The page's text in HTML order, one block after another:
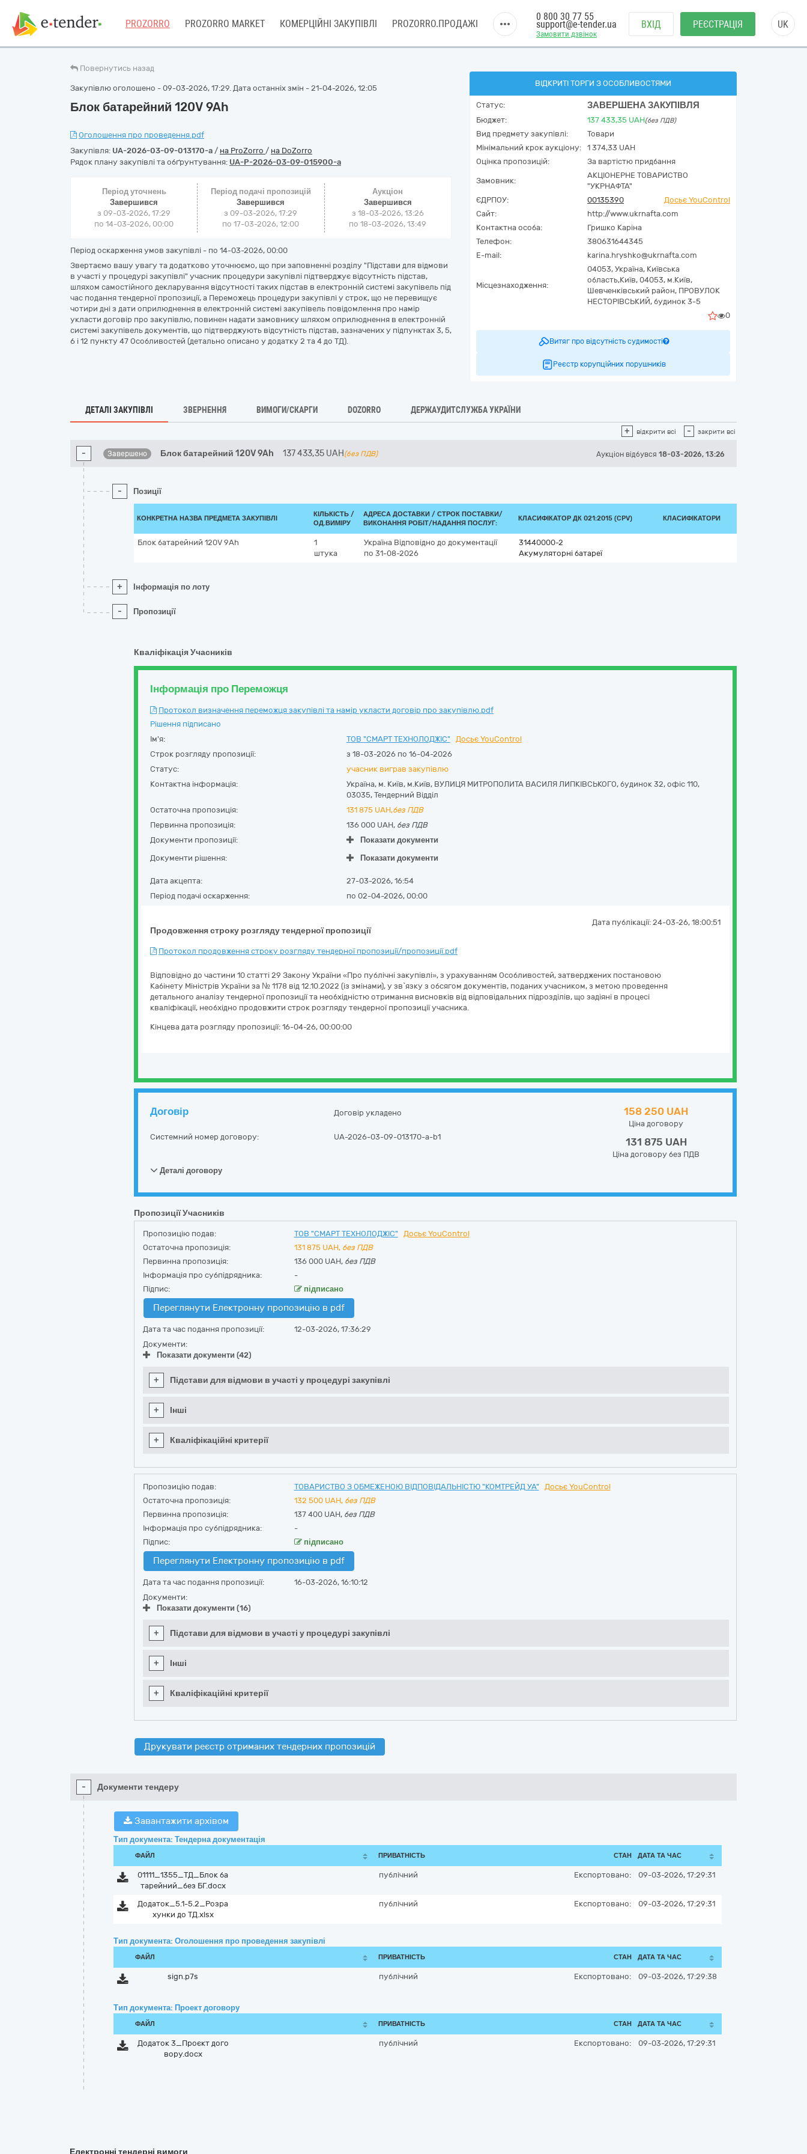
PROZORRO PROZORRO MARKET КОМЕРЦІЙНІ ЗАКУПІВЛІ PROZORRO.ПРОДАЖІ
Замовити дзвінок
0 800 30 77 55
support@e-tender.ua ВХІД РЕЄСТРАЦІЯ UK
Повернутись назад
Закупівлю оголошено - 09-03-2026, 17:29. Дата останніх змін - 21-04-2026, 12:05
Блок батарейний 120V 9Ah
Оголошення про проведення.pdf
Закупівля: UA-2026-03-09-013170-a / на ProZorro / на DoZorro
Рядок плану закупівлі та обґрунтування: UA-P-2026-03-09-015900-a
Період уточнень
Завершився
з 09-03-2026, 17:29
по 14-03-2026, 00:00
Період подачі пропозицій
Завершився
з 09-03-2026, 17:29
по 17-03-2026, 12:00
Аукціон
Завершився
з 18-03-2026, 13:26
по18-03-2026, 13:49
Період оскарження умов закупівлі - по 14-03-2026, 00:00
Звертаємо вашу увагу та додатково уточнюємо, що при заповненні розділу "Підстави для відмови
в участі у процедурі закупівлі" учасник процедури закупівлі підтверджує відсутність підстав,
шляхом самостійного декларування відсутності таких підстав в електронній системі закупівель під
час подання тендерної пропозиції, а Переможець процедури закупівлі у строк, що не перевищує
чотири дні з дати оприлюднення в електронній системі закупівель повідомлення про намір
укласти договір про закупівлю, повинен надати замовнику шляхом оприлюднення в електронній
системі закупівель документів, що підтверджують відсутність підстав, зазначених у підпунктах 3, 5,
6 і 12 пункту 47 Особливостей (детально описано у додатку 2 та 4 до ТД).
ВІДКРИТІ ТОРГИ З ОСОБЛИВОСТЯМИ
Статус: ЗАВЕРШЕНА ЗАКУПІВЛЯ
Бюджет: 137 433,35 UAH(без ПДВ)
Вид предмету закупівлі:
Товари
Мінімальний крок аукціону:
1 374,33 UAH
Оцінка пропозицій:
За вартістю придбання
Замовник:
АКЦІОНЕРНЕ ТОВАРИСТВО
"УКPНAФТА"
ЄДРПОУ:
00135390
Досьє YouControl
Сайт:
http://www.ukrnafta.com
Контактна особа:
Гришко Каріна
Телефон:
380631644345
E-mail:
karina.hryshko@ukrnafta.com
Місцезнаходження:
04053, Україна, Київська
область,Київ, 04053, м.Київ,
Шевченківський район, ПРОВУЛОК
НЕСТОРІВСЬКИЙ, будинок 3-5
0
Витяг про відсутність судимості
Реєстр корупційних порушників
ДЕТАЛІ ЗАКУПІВЛІ ЗВЕРНЕННЯ ВИМОГИ/СКАРГИ DOZORRO ДЕРЖАУДИТСЛУЖБА УКРАЇНИ
+ відкрити всі - закрити всі
- Завершено Блок батарейний 120V 9Ah 137 433,35 UAH (без ПДВ) Аукціон відбувся 18-03-2026, 13:26
- Позиції
КОНКРЕТНА НАЗВА ПРЕДМЕТА ЗАКУПІВЛІ
КІЛЬКІСТЬ /
ОД.ВИМІРУ
АДРЕСА ДОСТАВКИ / СТРОК ПОСТАВКИ/
ВИКОНАННЯ РОБІТ/НАДАННЯ ПОСЛУГ:
КЛАСИФІКАТОР ДК 021:2015 (CPV) КЛАСИФІКАТОРИ
Блок батарейний 120V 9Ah
1
штука
Україна Відповідно до документації
по 31-08-2026
31440000-2
Акумуляторні батареї
+ Інформація по лоту
- Пропозиції
Кваліфікація Учасників
Інформація про Переможця
Протокол визначення переможця закупівлі та намір укласти договір про закупівлю.pdf
Рішення підписано
Ім'я:
ТОВ "СМАРТ ТЕХНОЛОДЖІС"
Досьє YouControl
Строк розгляду пропозиції:
з 18-03-2026 по 16-04-2026
Статус:
учасник виграв закупівлю
Контактна інформація:
Україна, м. Київ, м.Київ, ВУЛИЦЯ МИТРОПОЛИТА ВАСИЛЯ ЛИПКІВСЬКОГО, будинок 32, офіс 110,
03035, Тендерний Відділ
Остаточна пропозиція:
131 875 UAH,без ПДВ
Первинна пропозиція:
136 000 UAH, без ПДВ
Документи пропозиції:
Показати документи
Документи рішення:
Показати документи
Дата акцепта:
27-03-2026, 16:54
Період подачі оскарження:
по 02-04-2026, 00:00
Продовження строку розгляду тендерної пропозиції
Дата публікації: 24-03-26, 18:00:51
Протокол продовження строку розгляду тендерної пропозиції/пропозиції.pdf
Відповідно до частини 10 статті 29 Закону України «Про публічні закупівлі», з урахуванням Особливостей, затверджених постановою
Кабінету Міністрів України за № 1178 від 12.10.2022 (із змінами), у зв`язку з обсягом документів, поданих учасником, з метою проведення
детального аналізу тендерної пропозиції та необхідністю отримання висновків від відповідальних підрозділів, що задіяні в процесі
кваліфікації, необхідно продовжити строк розгляду тендерної пропозиції учасника.
Кінцева дата розгляду пропозиції: 16-04-26, 00:00:00
Договір Договір укладено
Системний номер договору: UA-2026-03-09-013170-a-b1
158 250 UAH
Ціна договору
131 875 UAH
Ціна договору без ПДВ
Деталі договору
Пропозиції Учасників
Пропозицію подав: ТОВ "СМАРТ ТЕХНОЛОДЖІС"
Досьє YouControl
Остаточна пропозиція:
131 875 UAH, без ПДВ
Первинна пропозиція:
136 000 UAH, без ПДВ
Інформація про субпідрядника:
-
Підпис:
підписано
Переглянути Електронну пропозицію в pdf
Дата та час подання пропозиції:
12-03-2026, 17:36:29
Документи:
Показати документи (42)
+ Підстави для відмови в участі у процедурі закупівлі
+ Інші
+ Кваліфікаційні критерії
Пропозицію подав: ТОВАРИСТВО З ОБМЕЖЕНОЮ ВІДПОВІДАЛЬНІСТЮ "КОМТРЕЙД УА"
Досьє YouControl
Остаточна пропозиція:
132 500 UAH, без ПДВ
Первинна пропозиція:
137 400 UAH, без ПДВ
Інформація про субпідрядника:
-
Підпис:
підписано
Переглянути Електронну пропозицію в pdf
Дата та час подання пропозиції:
16-03-2026, 16:10:12
Документи:
Показати документи (16)
+ Підстави для відмови в участі у процедурі закупівлі
+ Інші
+ Кваліфікаційні критерії
Друкувати реєстр отриманих тендерних пропозицій
- Документи тендеру
Завантажити архівом
Тип документа: Тендерна документація
ФАЙЛ ПРИВАТНІСТЬ СТАН ДАТА ТА ЧАС
01111_1355_ТД_Блок ба
тарейний_без БГ.docx
публічний Експортовано: 09-03-2026, 17:29:31
Додаток_5.1-5.2_Розра
хунки до ТД.xlsx
публічний Експортовано: 09-03-2026, 17:29:31
Тип документа: Оголошення про проведення закупівлі
ФАЙЛ ПРИВАТНІСТЬ СТАН ДАТА ТА ЧАС
sign.p7s публічний Експортовано: 09-03-2026, 17:29:38
Тип документа: Проект договору
ФАЙЛ ПРИВАТНІСТЬ СТАН ДАТА ТА ЧАС
Додаток 3_Проєкт дого
вору.docx
публічний Експортовано: 09-03-2026, 17:29:31
Електронні тендерні вимоги